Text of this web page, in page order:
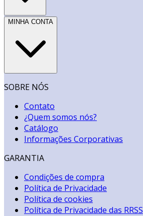
MINHA CONTA
SOBRE NÓS
Contato
¿Quem somos nós?
Catálogo
Informações Corporativas
GARANTIA
Condições de compra
Política de Privacidade
Política de cookies
Política de Privacidade das RRSS